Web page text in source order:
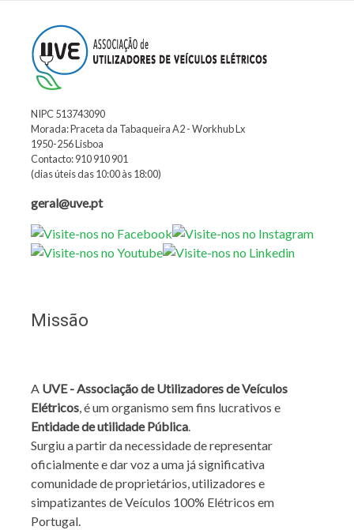
NIPC 513743090
Morada: Praceta da Tabaqueira A2 - Workhub Lx
1950-256 Lisboa
Contacto: 910 910 901
(dias úteis das 10:00 às 18:00)
geral@uve.pt
Missão
A UVE - Associação de Utilizadores de Veículos
Elétricos, é um organismo sem fins lucrativos e
Entidade de utilidade Pública.
Surgiu a partir da necessidade de representar
oficialmente e dar voz a uma já significativa
comunidade de proprietários, utilizadores e
simpatizantes de Veículos 100% Elétricos em
Portugal.